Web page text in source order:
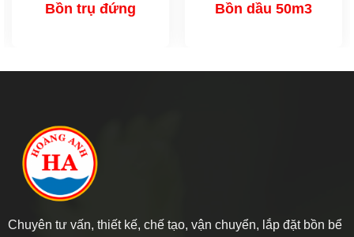
Bồn trụ đứng Bồn dầu 50m3
Chuyên tư vấn, thiết kế, chế tạo, vận chuyển, lắp đặt bồn bể